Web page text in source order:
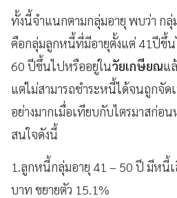
ทั้งนี้จำแนกตามกลุ่มอายุ พบว่า ก
คือกลุ่มลูกหนี้ที่มีอายุตั้งแต่ 41ปีขึ้
60 ปีขึ้นไปหรืออยู่ในวัยเกษียณแ
แต่ไม่สามารถชำระหนี้ได้จนถูกจัด
อย่างมากเมื่อเทียบกับไตรมาสก่อ
สนใจดังนี้
1.ลูกหนี้กลุ่มอายุ 41 – 50 ปี มีหนี้
บาท ขยายตัว 15.1%